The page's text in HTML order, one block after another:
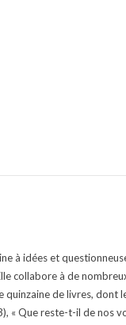
à idées et
collabore à de
de livres, dont
« Que reste-t-il de nos